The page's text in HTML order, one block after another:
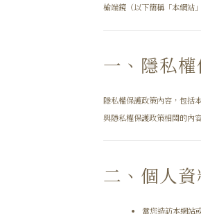
榆端鏡（以下簡稱「本網站
一、隱私
隱私權保護政策內容，包括
與隱私權保護政策相關的內
二、個人
當您造訪本網站